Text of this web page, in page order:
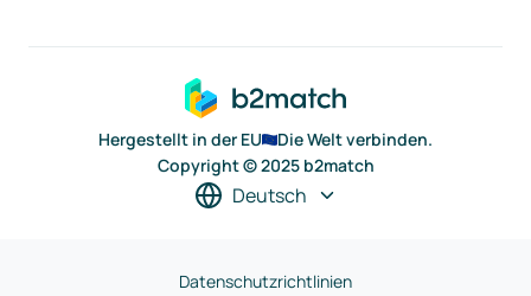
Hergestellt in der EU
Die Welt verbinden.
Copyright © 2025 b2match
Deutsch
Datenschutzrichtlinien